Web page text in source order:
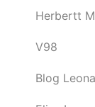
Herbertt
V98
Blog